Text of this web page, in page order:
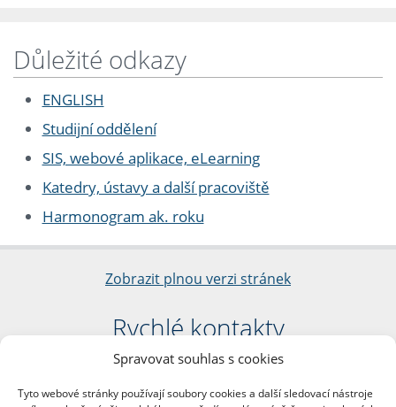
Spravovat souhlas s cookies
Tyto webové stránky používají soubory cookies a další sledovací nástroje
Důležité odkazy
ENGLISH
Studijní oddělení
SIS, webové aplikace, eLearning
Katedry, ústavy a další pracoviště
Harmonogram ak. roku
Zobrazit plnou verzi stránek
Rychlé kontakty
Filozofická fakulta
nám. Jana Palacha 1/2